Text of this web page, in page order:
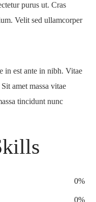
purus ut. Cras
Velit sed ullamcorper
in est ante in nibh. Vitae
amet massa vitae
tincidunt nunc
0%
0%